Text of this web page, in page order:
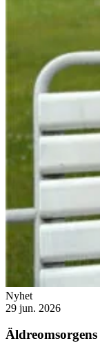
Nyhet
29 jun. 2026